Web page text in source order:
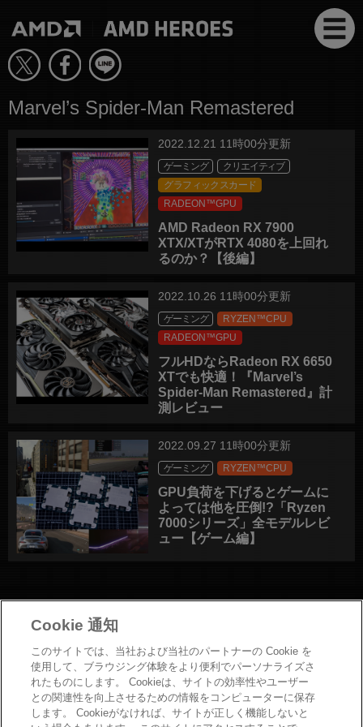
Marvel’s Spider-Man Remastered
2022.12.21 11時00分更新
ゲーミング
クリエイティブ
グラフィックスカード
RADEON™GPU
AMD Radeon RX 7900
XTX/XTがRTX 4080を上回れ
るのか？【後編】
2022.10.26 11時00分更新
ゲーミング
RYZEN™CPU
RADEON™GPU
フルHDならRadeon RX 6650
XTでも快適！『Marvel’s
Spider-Man Remastered』計
測レビュー
2022.09.27 11時00分更新
ゲーミング RYZEN™CPU
GPU負荷を下げるとゲームに
よっては他を圧倒!?「Ryzen
7000シリーズ」全モデルレビ
ュー【ゲーム編】
お問い合わせ
Copyright
プライバシーポリシー
Cookieポリシー
Cookie 通知
このサイトでは、当社および当社のパートナーの Cookie を
使用して、ブラウジング体験をより便利でパーソナライズさ
れたものにします。 Cookieは、サイトの効率性やユーザー
との関連性を向上させるための情報をコンピューターに保存
します。 Cookieがなければ、サイトが正しく機能しないと